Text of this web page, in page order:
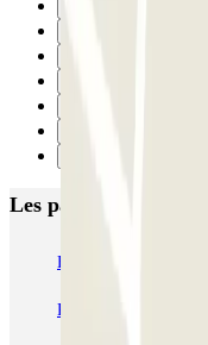
Les parkings les
Bastille - Saint-
Parkélis Lefebvre